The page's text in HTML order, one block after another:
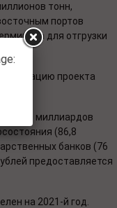
тонн,
портов
для отгрузки
проекта
в 170 миллиардов
(86,8
банков (76
предоставляется
на 2021-й год.